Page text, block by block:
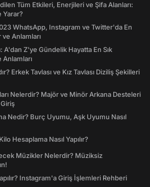
Tüm Etkileri, Enerjileri ve Şifa Alanları:
Yarar?
WhatsApp, Instagram ve Twitter'da En
Anlamları
A'dan Z'ye Gündelik Hayatta En Sık
Anlamları
Erkek Tavlası ve Kız Tavlası Diziliş Şekilleri
Nelerdir? Majör ve Minör Arkana Desteleri
Giriş
Nedir? Burç Uyumu, Aşk Uyumu Nasıl
Hesaplama Nasıl Yapılır?
Müzikler Nelerdir? Müziksiz
Instagram'a Giriş İşlemleri Rehberi